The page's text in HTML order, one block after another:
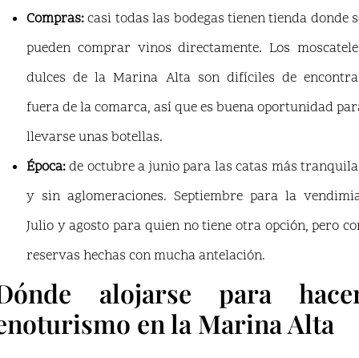
Compras:casi todas las bodegas tienen tienda donde
pueden comprar vinos directamente. Los
dulces de la Marina Alta son difíciles de
fuera de la comarca, así que es buena oportunidad
llevarse unas botellas.
Época:de octubre a junio para las catas más
y sin aglomeraciones. Septiembre para la
Julio y agosto para quien no tiene otra opción, pero
reservas hechas con mucha antelación.
alojarse para
en la Marina Alta